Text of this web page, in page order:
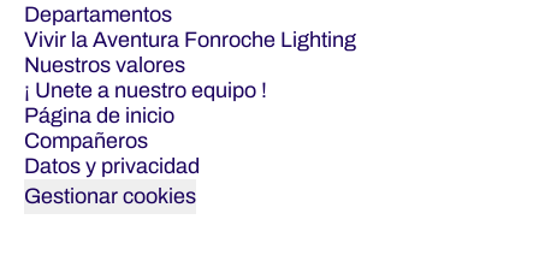
Departamentos
Vivir la Aventura Fonroche Lighting
Nuestros valores
¡ Unete a nuestro equipo !
Página de inicio
Compañeros
Datos y privacidad
Gestionar cookies